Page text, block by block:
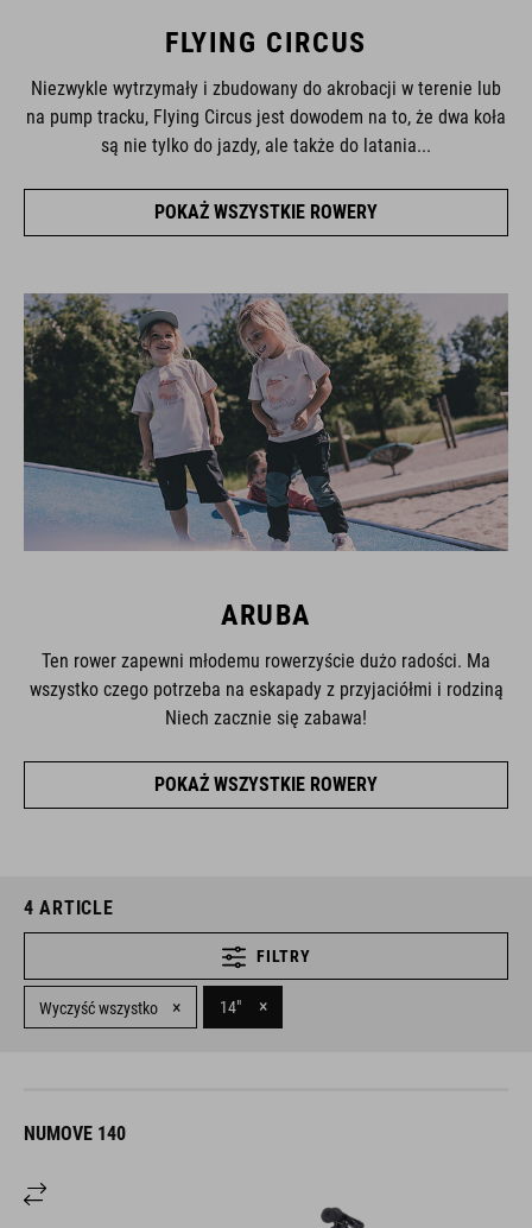
FLYING CIRCUS
Niezwykle wytrzymały i zbudowany do akrobacji w terenie lub
na pump tracku, Flying Circus jest dowodem na to, że dwa koła
są nie tylko do jazdy, ale także do latania...
POKAŻ WSZYSTKIE ROWERY
ARUBA
Ten rower zapewni młodemu rowerzyście dużo radości. Ma
wszystko czego potrzeba na eskapady z przyjaciółmi i rodziną
Niech zacznie się zabawa!
POKAŻ WSZYSTKIE ROWERY
4 ARTICLE
FILTRY
Wyczyść wszystko × 14" ×
NUMOVE 140